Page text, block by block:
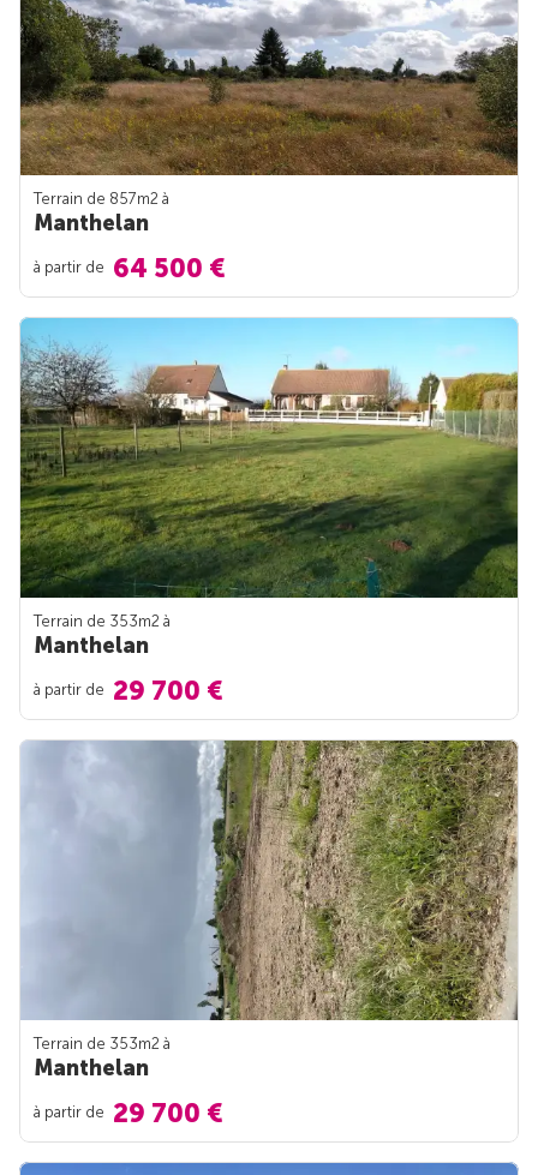
Terrain de 857m2 à
Manthelan
à partir de 64 500 €
Terrain de 353m2 à
Manthelan
à partir de 29 700 €
Terrain de 353m2 à
Manthelan
à partir de 29 700 €